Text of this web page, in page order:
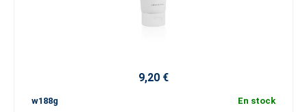
9,20 €
w188g En stock